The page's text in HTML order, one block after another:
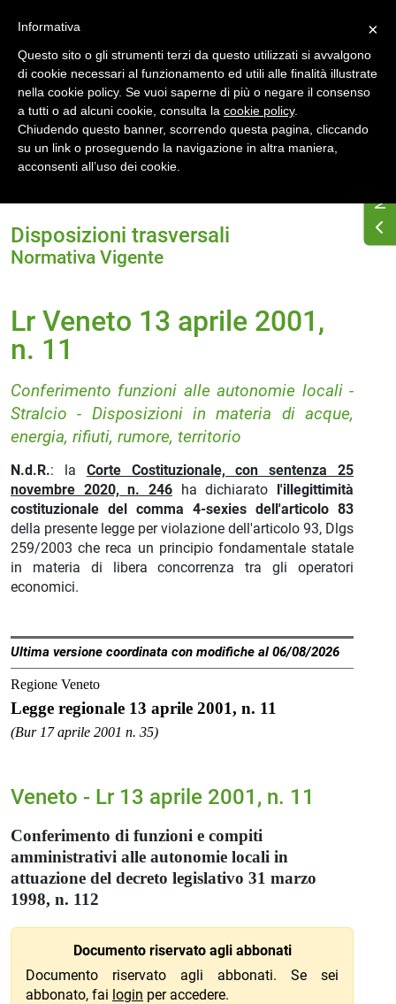
Home Normativa energetica regionale
Veneto
Normativa Vigente
Disposizioni trasversali
Normativa Vigente
Lr Veneto 13 aprile 2001,
n. 11
Conferimento funzioni alle autonomie locali -
Stralcio - Disposizioni in materia di acque,
energia, rifiuti, rumore, territorio
N.d.R.: la Corte Costituzionale, con sentenza 25
novembre 2020, n. 246 ha dichiarato
l'illegittimità
costituzionale del comma 4-sexies dell'articolo 83
della presente legge per violazione dell'articolo 93, Dlgs
259/2003 che reca un principio fondamentale statale
in materia di libera concorrenza tra gli operatori
economici.
Ultima versione coordinata con modifiche al 06/08/2026
Regione Veneto
Legge regionale 13 aprile 2001, n. 11
(Bur 17 aprile 2001 n. 35)
Veneto - Lr 13 aprile 2001, n. 11
Conferimento di funzioni e compiti
amministrativi alle autonomie locali in
attuazione del decreto legislativo 31 marzo
1998, n. 112
Documento riservato agli abbonati
Documento riservato agli abbonati. Se sei
abbonato, fai login per accedere.
×
Informativa
Questo sito o gli strumenti terzi da questo utilizzati si avvalgono
di cookie necessari al funzionamento ed utili alle finalità illustrate
nella cookie policy. Se vuoi saperne di più o negare il consenso
a tutti o ad alcuni cookie, consulta la cookie policy.
Chiudendo questo banner, scorrendo questa pagina, cliccando
su un link o proseguendo la navigazione in altra maniera,
acconsenti all’uso dei cookie.